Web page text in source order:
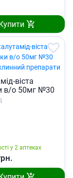
Купити
вiста
в/о 50мг №30
у 2 аптеках